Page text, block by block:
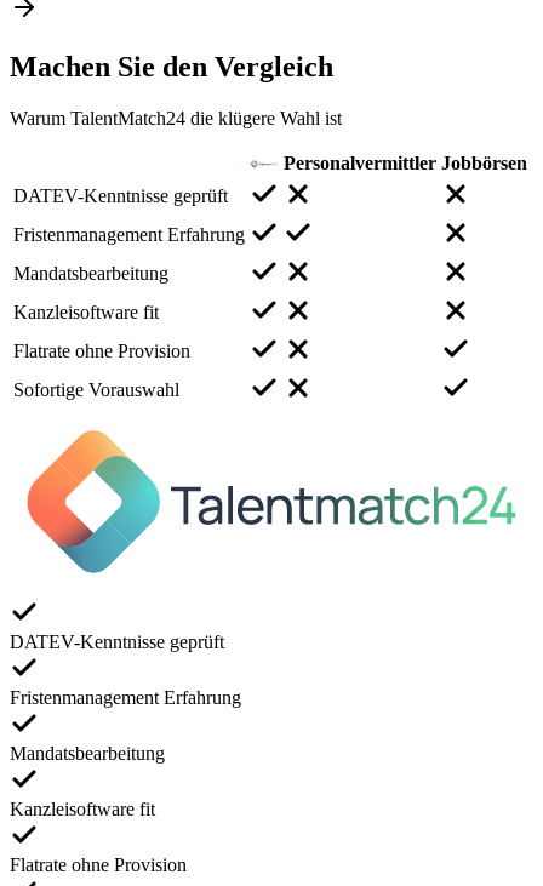
Machen Sie den Vergleich
Warum TalentMatch24 die klügere Wahl ist
Personalvermittler Jobbörsen
DATEV-Kenntnisse geprüft
Fristenmanagement Erfahrung
Mandatsbearbeitung
Kanzleisoftware fit
Flatrate ohne Provision
Sofortige Vorauswahl
DATEV-Kenntnisse geprüft
Fristenmanagement Erfahrung
Mandatsbearbeitung
Kanzleisoftware fit
Flatrate ohne Provision